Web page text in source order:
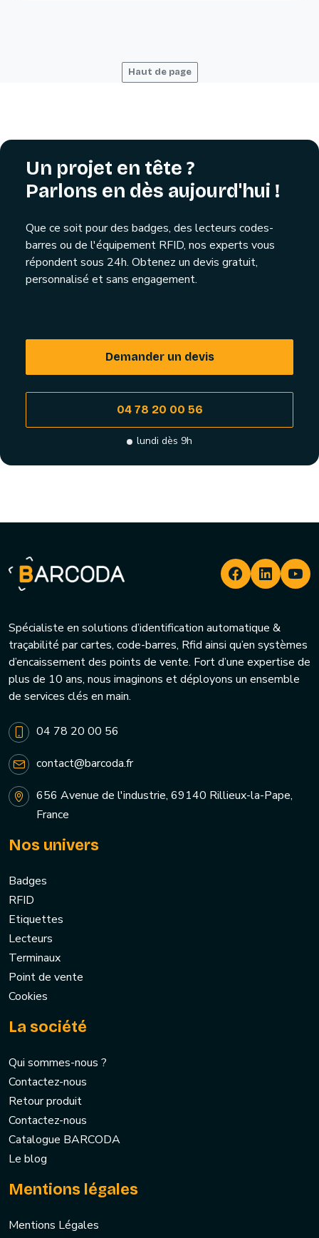
Haut de page
Un projet en tête ?
Parlons en dès aujourd'hui !
Que ce soit pour des badges, des lecteurs codes-
barres ou de l'équipement RFID, nos experts vous
répondent sous 24h. Obtenez un devis gratuit,
personnalisé et sans engagement.
Demander un devis
04 78 20 00 56
lundi dès 9h
Spécialiste en solutions d’identification automatique &
traçabilité par cartes, code-barres, Rfid ainsi qu’en systèmes
d’encaissement des points de vente. Fort d’une expertise de
plus de 10 ans, nous imaginons et déployons un ensemble
de services clés en main.
04 78 20 00 56
contact@barcoda.fr
656 Avenue de l'industrie, 69140 Rillieux-la-Pape,
France
Nos univers
Badges
RFID
Etiquettes
Lecteurs
Terminaux
Point de vente
Cookies
La société
Qui sommes-nous ?
Contactez-nous
Retour produit
Contactez-nous
Catalogue BARCODA
Le blog
Mentions légales
Mentions Légales